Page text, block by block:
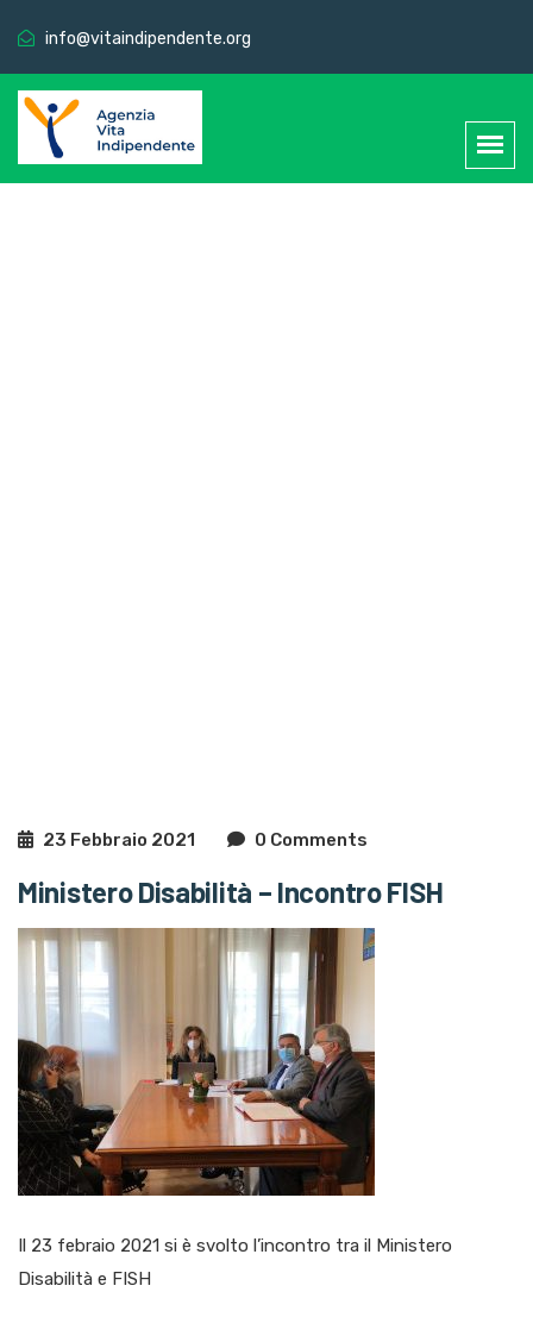
info@vitaindipendente.org
23 Febbraio 2021 0 Comments
Ministero Disabilità – Incontro FISH
Il 23 febraio 2021 si è svolto l’incontro tra il Ministero
Disabilità e FISH